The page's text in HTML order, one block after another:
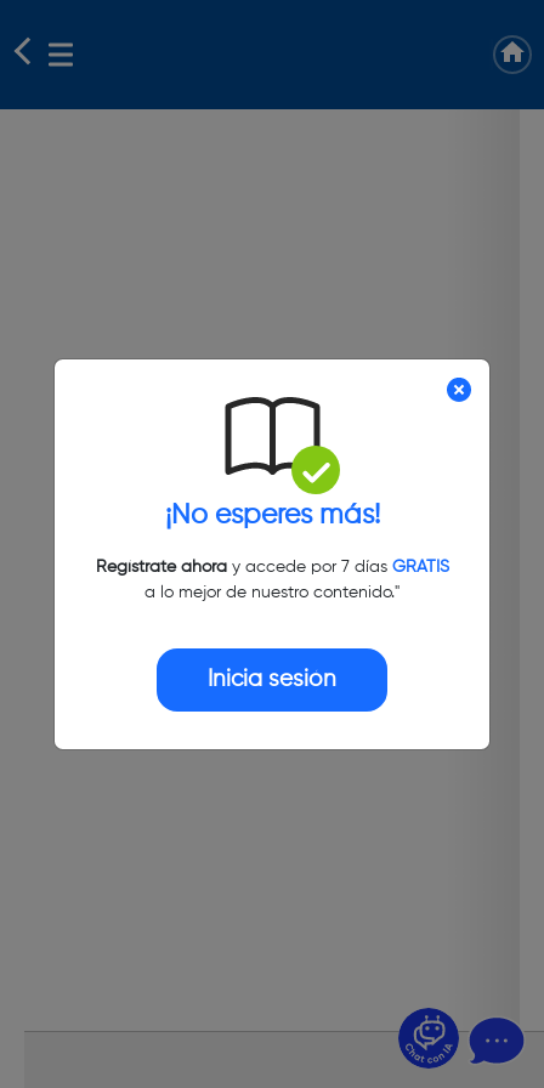
¡No esperes más!
Regístrate ahoray accede por 7 días GRATIS
a lo mejor de nuestro contenido."
Inicia sesión